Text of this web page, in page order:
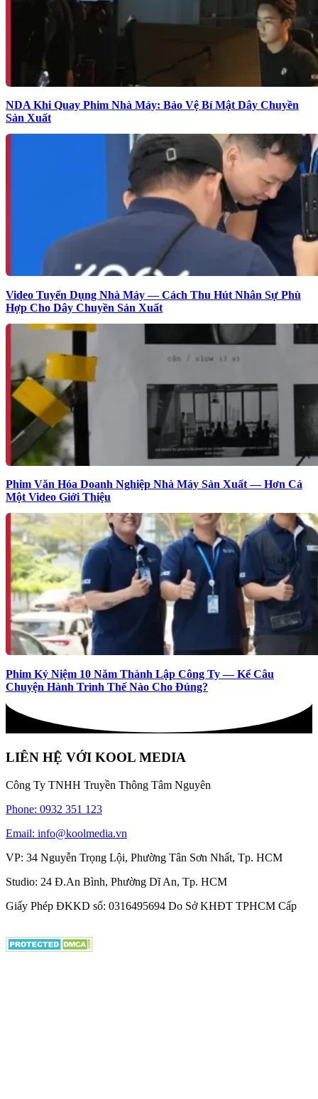
NDA Khi Quay Phim Nhà Máy: Bảo Vệ Bí Mật Dây Chuyền
Sản Xuất
Video Tuyển Dụng Nhà Máy — Cách Thu Hút Nhân Sự Phù
Hợp Cho Dây Chuyền Sản Xuất
Phim Văn Hóa Doanh Nghiệp Nhà Máy Sản Xuất — Hơn Cả
Một Video Giới Thiệu
Phim Kỷ Niệm 10 Năm Thành Lập Công Ty — Kể Câu
Chuyện Hành Trình Thế Nào Cho Đúng?
LIÊN HỆ VỚI KOOL MEDIA
Công Ty TNHH Truyền Thông Tâm Nguyên
Phone: 0932 351 123
Email: info@koolmedia.vn
VP: 34 Nguyễn Trọng Lội, Phường Tân Sơn Nhất, Tp. HCM
Studio: 24 Đ.An Bình, Phường Dĩ An, Tp. HCM
Giấy Phép ĐKKD số: 0316495694 Do Sở KHĐT TPHCM Cấp